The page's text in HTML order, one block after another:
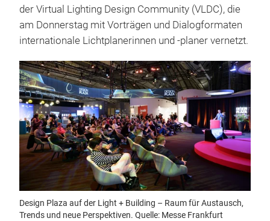
der Virtual Lighting Design Community (VLDC), die
am Donnerstag mit Vorträgen und Dialogformaten
internationale Lichtplanerinnen und -planer vernetzt.
Design Plaza auf der Light + Building – Raum für Austausch,
Trends und neue Perspektiven. Quelle: Messe Frankfurt